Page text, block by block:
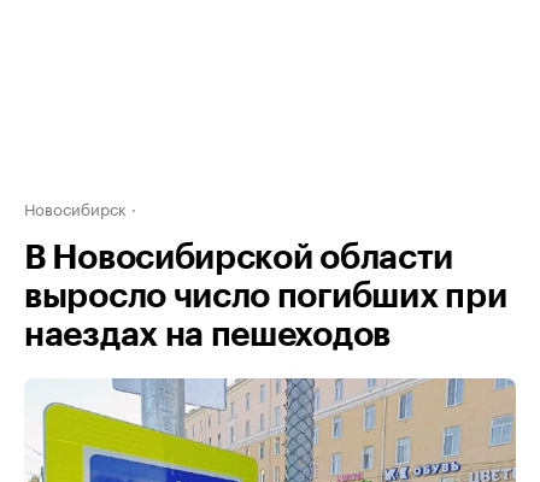
Новосибирск
В Новосибирской области
выросло число погибших при
наездах на пешеходов